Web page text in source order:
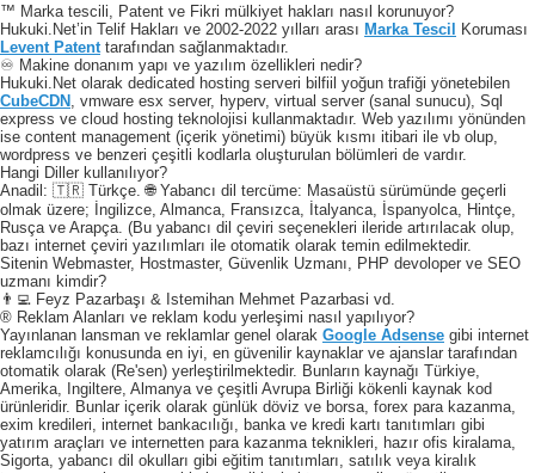
™ Marka tescili, Patent ve Fikri mülkiyet hakları nasıl korunuyor?
Hukuki.Net’in Telif Hakları ve 2002-2022 yılları arası Marka Tescil Koruması
Levent Patent tarafından sağlanmaktadır.
♾️ Makine donanım yapı ve yazılım özellikleri nedir?
Hukuki.Net olarak dedicated hosting serveri bilfiil yoğun trafiği yönetebilen
CubeCDN , vmware esx server, hyperv, virtual server (sanal sunucu), Sql
express ve cloud hosting teknolojisi kullanmaktadır. Web yazılımı yönünden
ise content management (içerik yönetimi) büyük kısmı itibari ile vb olup,
wordpress ve benzeri çeşitli kodlarla oluşturulan bölümleri de vardır.
Hangi Diller kullanılıyor?
Anadil: 🇹🇷 Türkçe. 🌐 Yabancı dil tercüme: Masaüstü sürümünde geçerli
olmak üzere; İngilizce, Almanca, Fransızca, İtalyanca, İspanyolca, Hintçe,
Rusça ve Arapça. (Bu yabancı dil çeviri seçenekleri ileride artırılacak olup,
bazı internet çeviri yazılımları ile otomatik olarak temin edilmektedir.
Sitenin Webmaster, Hostmaster, Güvenlik Uzmanı, PHP devoloper ve SEO
uzmanı kimdir?
👨‍💻 Feyz Pazarbaşı & Istemihan Mehmet Pazarbasi vd.
® Reklam Alanları ve reklam kodu yerleşimi nasıl yapılıyor?
Yayınlanan lansman ve reklamlar genel olarak Google Adsense gibi internet
reklamcılığı konusunda en iyi, en güvenilir kaynaklar ve ajanslar tarafından
otomatik olarak (Re'sen) yerleştirilmektedir. Bunların kaynağı Türkiye,
Amerika, Ingiltere, Almanya ve çeşitli Avrupa Birliği kökenli kaynak kod
ürünleridir. Bunlar içerik olarak günlük döviz ve borsa, forex para kazanma,
exim kredileri, internet bankacılığı, banka ve kredi kartı tanıtımları gibi
yatırım araçları ve internetten para kazanma teknikleri, hazır ofis kiralama,
Sigorta, yabancı dil okulları gibi eğitim tanıtımları, satılık veya kiralık